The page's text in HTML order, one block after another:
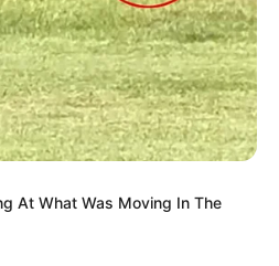
At What Was Moving In The